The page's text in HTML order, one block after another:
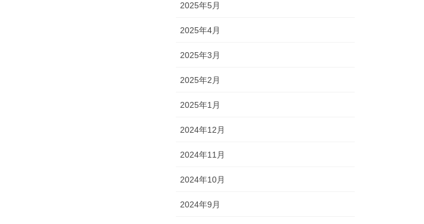
2025年5月
2025年4月
2025年3月
2025年2月
2025年1月
2024年12月
2024年11月
2024年10月
2024年9月